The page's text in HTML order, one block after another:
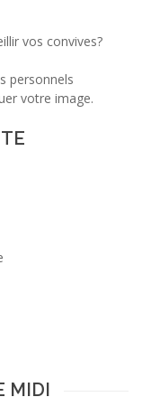
vos convives?
personnels
votre image.
MIDI